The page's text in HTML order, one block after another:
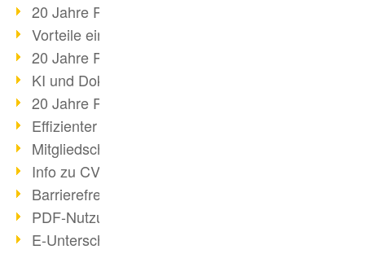
20 Jahre PDF/X (Teil 3)
Vorteile einer PDF-Businesslösung
20 Jahre PDF/X (Teil 2)
KI und Dokumenten-Management
20 Jahre PDF/X (Teil 1)
Effizienter Dokumenten Workflow
Mitgliedschaft PDF Association
Info zu CVE-2022-22965
Barrierefreiheit mehr als Inklusion
PDF-Nutzung durch Pandemie
E-Unterschriften für Verwaltung